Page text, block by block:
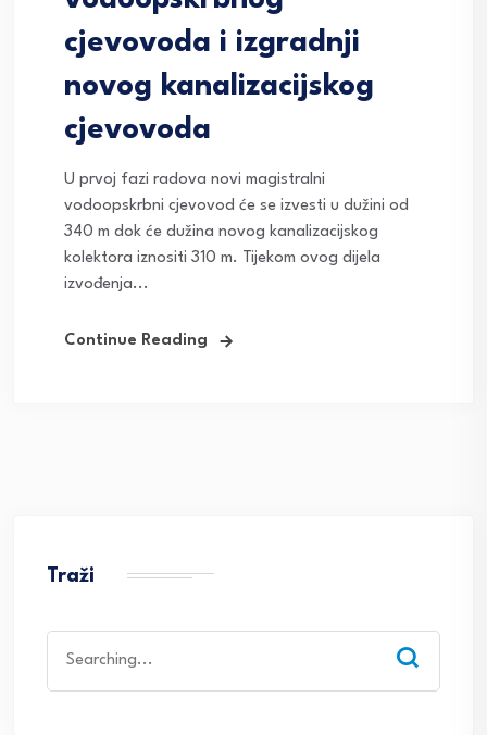
cjevovoda i izgradnji
novog kanalizacijskog
cjevovoda
U prvoj fazi radova novi magistralni
vodoopskrbni cjevovod će se izvesti u dužini od
340 m dok će dužina novog kanalizacijskog
kolektora iznositi 310 m. Tijekom ovog dijela
izvođenja...
Continue Reading
Traži
for: